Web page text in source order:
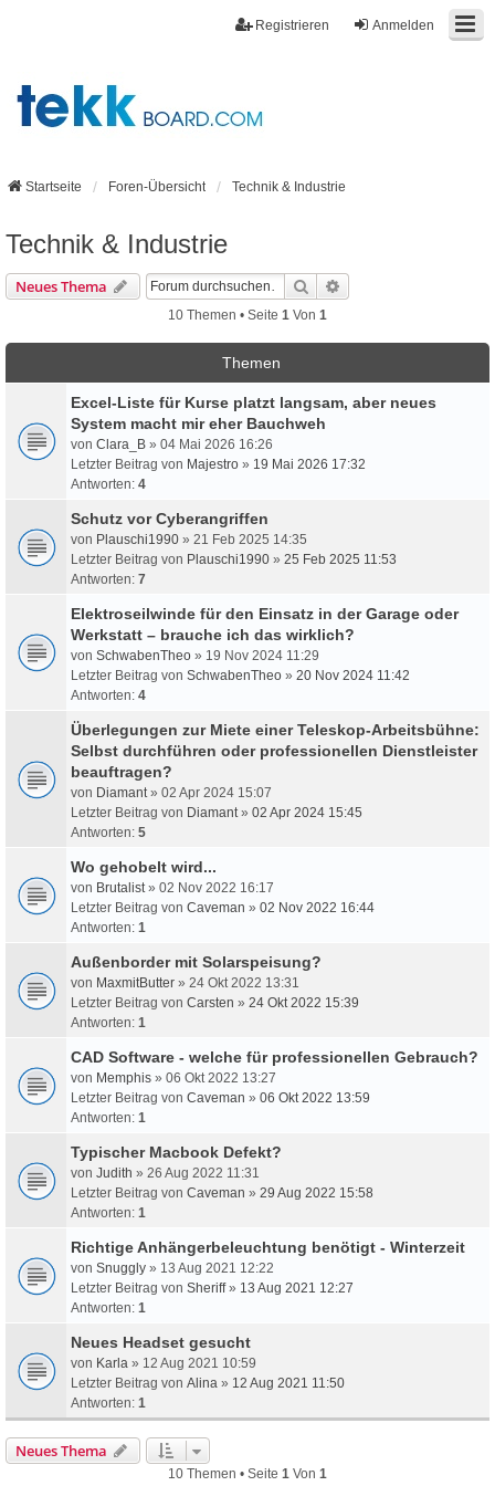
Anmelden
Registrieren
Startseite Foren-Übersicht Technik & Industrie
Technik & Industrie
Neues Thema Suche
10 Themen • Seite 1 Von 1
Themen
Excel-Liste für Kurse platzt langsam, aber neues
System macht mir eher Bauchweh
von Clara_B » 04 Mai 2026 16:26
Letzter Beitrag von Majestro » 19 Mai 2026 17:32
Antworten: 4
Schutz vor Cyberangriffen
von Plauschi1990 » 21 Feb 2025 14:35
Letzter Beitrag von Plauschi1990 » 25 Feb 2025 11:53
Antworten: 7
Elektroseilwinde für den Einsatz in der Garage oder
Werkstatt – brauche ich das wirklich?
von SchwabenTheo » 19 Nov 2024 11:29
Letzter Beitrag von SchwabenTheo » 20 Nov 2024 11:42
Antworten: 4
Überlegungen zur Miete einer Teleskop-Arbeitsbühne:
Selbst durchführen oder professionellen Dienstleister
beauftragen?
von Diamant» 02 Apr 2024 15:07
Letzter Beitrag von Diamant» 02 Apr 2024 15:45
Antworten: 5
Wo gehobelt wird...
von Brutalist» 02 Nov 2022 16:17
Letzter Beitrag von Caveman » 02 Nov 2022 16:44
Antworten: 1
Außenborder mit Solarspeisung?
von MaxmitButter » 24 Okt 2022 13:31
Letzter Beitrag von Carsten » 24 Okt 2022 15:39
Antworten: 1
CAD Software - welche für professionellen Gebrauch?
von Memphis » 06 Okt 2022 13:27
Letzter Beitrag von Caveman » 06 Okt 2022 13:59
Antworten: 1
Typischer Macbook Defekt?
von Judith » 26 Aug 2022 11:31
Letzter Beitrag von Caveman » 29 Aug 2022 15:58
Antworten: 1
Richtige Anhängerbeleuchtung benötigt - Winterzeit
von Snuggly » 13 Aug 2021 12:22
Letzter Beitrag von Sheriff» 13 Aug 2021 12:27
Antworten: 1
Neues Headset gesucht
von Karla » 12 Aug 2021 10:59
Letzter Beitrag von Alina » 12 Aug 2021 11:50
Antworten: 1
Neues Thema
10 Themen • Seite 1 Von 1